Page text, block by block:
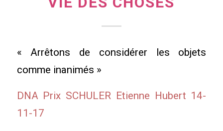
« Arrêtons de considérer les objets
comme inanimés »
DNA Prix SCHULER Etienne Hubert 14-
11-17